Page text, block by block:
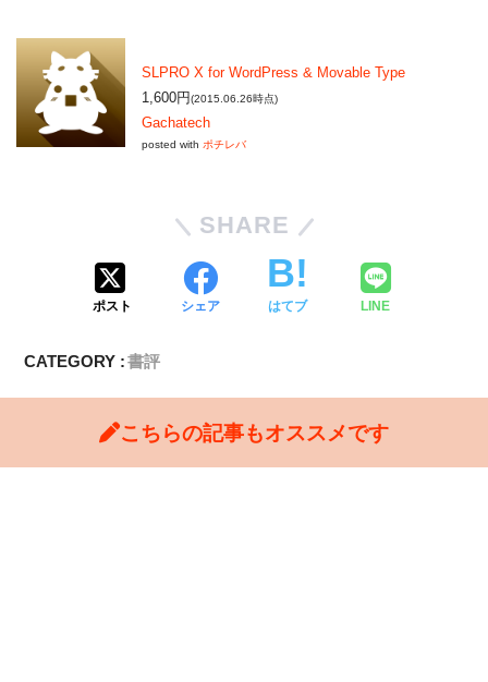
SLPRO X for WordPress & Movable Type
1,600円(2015.06.26時点)
Gachatech
posted with ポチレバ
SHARE
ポスト シェア はてブ LINE
CATEGORY :書評
こちらの記事もオススメです